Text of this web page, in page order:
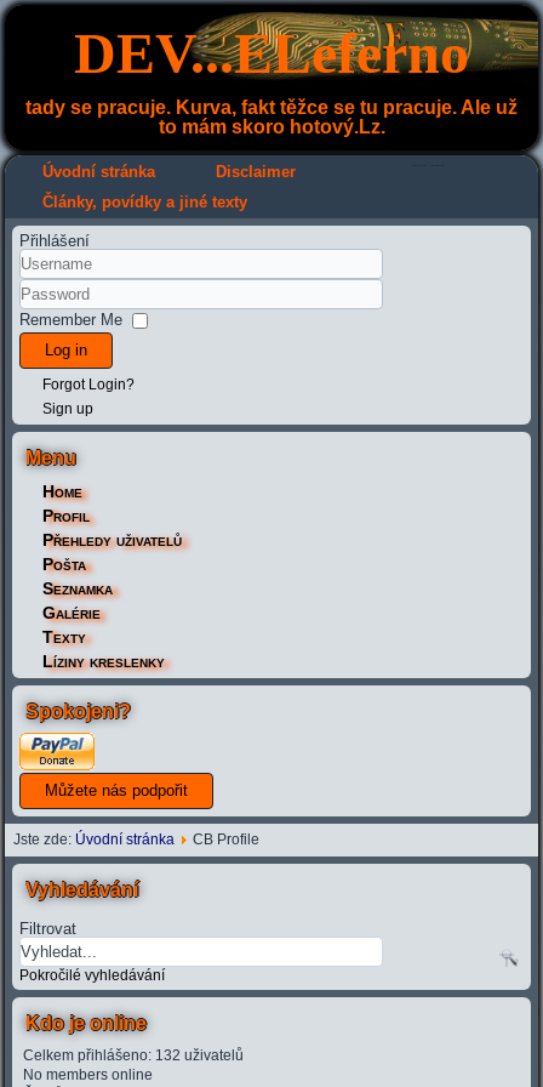
DEV...ELeferno
tady se pracuje. Kurva, fakt těžce se tu pracuje. Ale už
to mám skoro hotový.Lz.
Úvodní stránka Disclaimer
Články, povídky a jiné texty
Přihlášení
Remember Me
Log in
Forgot Login?
Sign up
Menu
Home
Profil
Přehledy uživatelů
Pošta
Seznamka
Galérie
Texty
Líziny kreslenky
Spokojeni?
Jste zde: Úvodní stránka CB Profile
Vyhledávání
Filtrovat
Pokročilé vyhledávání
Kdo je online
Celkem přihlášeno: 132 uživatelů
No members online